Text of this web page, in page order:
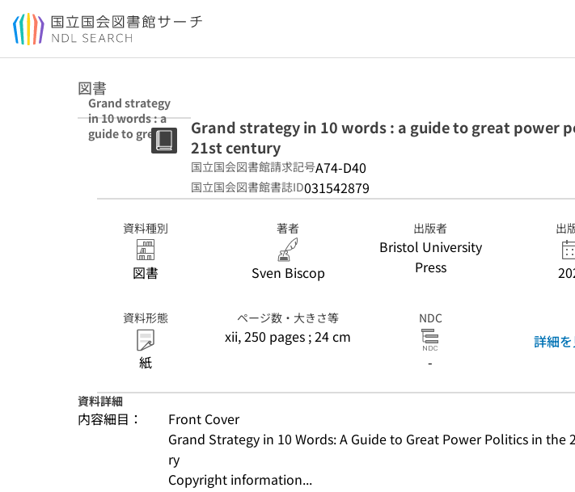
本文へ移動
図書
Grand strategy
in 10 words : a
guide to great
power politics in
Grand strategy in 10 words : a guide to great power
21st century
国立国会図書館請求記号A74-D40
国立国会図書館書誌ID031542879
資料種別
図書
著者
Sven Biscop
出版者
Bristol University
Press
出
資料形態
紙
ページ数・大きさ等
xii, 250 pages ; 24 cm
NDC
-
詳細
資料詳細
内容細目：
Front Cover
Grand Strategy in 10 Words: A Guide to Great Power Politics in the
ry
Copyright information...